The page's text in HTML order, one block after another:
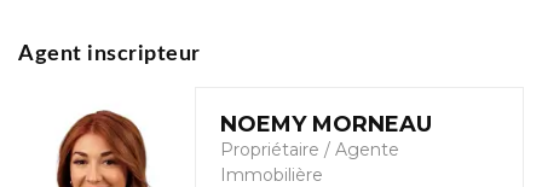
Agent inscripteur
NOEMY MORNEAU
Propriétaire / Agente
Immobilière